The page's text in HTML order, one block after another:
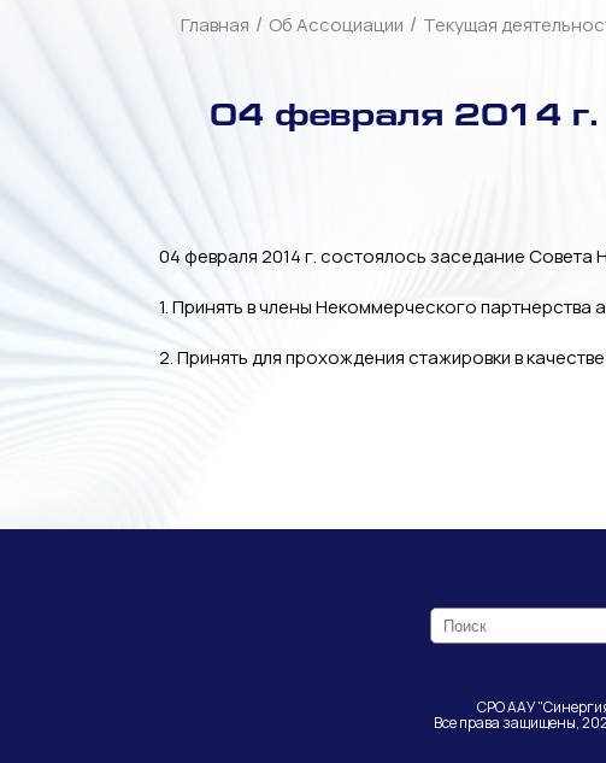
Главная / Об Ассоциации / Текущая
04 февраля 2014 г.
04 февраля 2014 г. состоялось заседание
1. Принять в члены Некоммерческого
2. Принять для прохождения стажировки в
СРО ААУ
Все права защищены,